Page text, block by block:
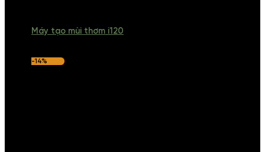
Máy tạo mùi thơm i120
-14%